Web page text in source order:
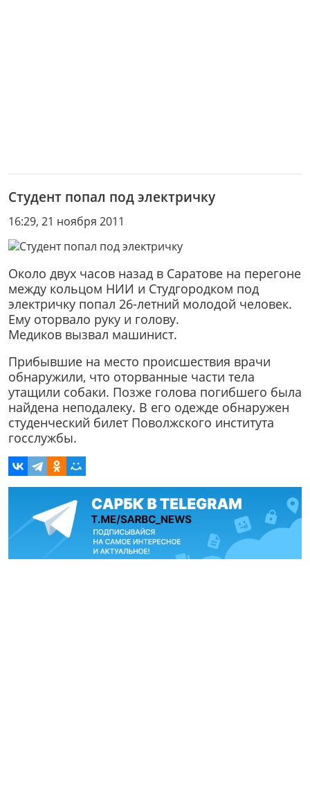
Студент попал под электричку
16:29, 21 ноября 2011
Около двух часов назад в Саратове на перегоне
между кольцом НИИ и Студгородком под
электричку попал 26-летний молодой человек.
Ему оторвало руку и голову.
Медиков вызвал машинист.
Прибывшие на место происшествия врачи
обнаружили, что оторванные части тела
утащили собаки. Позже голова погибшего была
найдена неподалеку. В его одежде обнаружен
студенческий билет Поволжского института
госслужбы.